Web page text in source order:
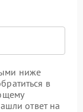
ниже
в
ответ на